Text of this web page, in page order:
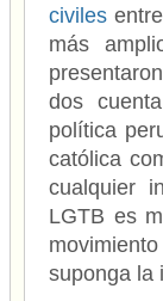
civiles
más
dos
política
católica
cualquier
LGTB es
suponga la